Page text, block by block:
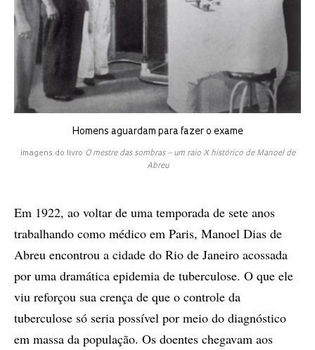
Homens aguardam para fazer o exame
imagens do livro O mestre das sombras – um raio X histórico de Manoel de
Abreu
Em 1922, ao voltar de uma temporada de sete anos
trabalhando como médico em Paris, Manoel Dias de
Abreu encontrou a cidade do Rio de Janeiro acossada
por uma dramática epidemia de tuberculose. O que ele
viu reforçou sua crença de que o controle da
tuberculose só seria possível por meio do diagnóstico
em massa da população. Os doentes chegavam aos